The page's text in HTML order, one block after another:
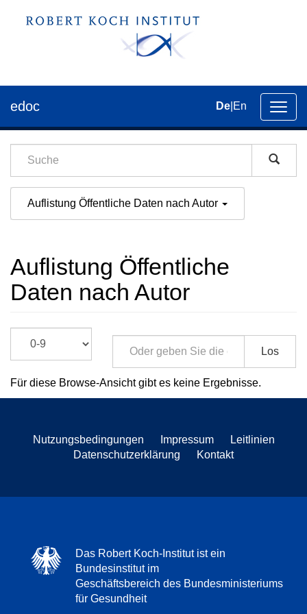
der
edoc De En
Auflistung Öffentliche Daten nach Autor
Auflistung Öffentliche
Daten nach Autor
Los
Für diese Browse-Ansicht gibt es keine Ergebnisse.
Nutzungsbedingungen Impressum
Leitlinien
Datenschutzerklärung
Kontakt
Das Robert Koch-Institut ist ein
Bundesinstitut im
Geschäftsbereich des Bundesministeriums
für Gesundheit